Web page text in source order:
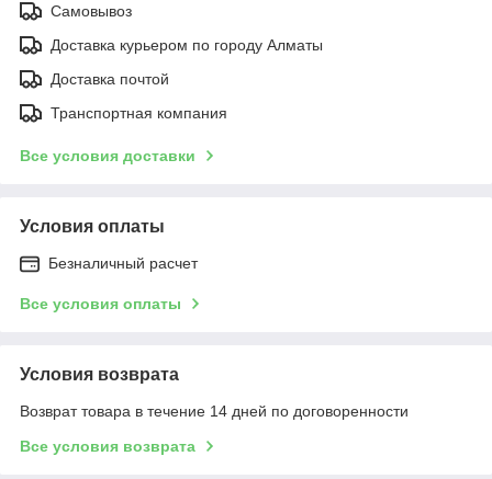
Самовывоз
Доставка курьером по городу Алматы
Доставка почтой
Транспортная компания
Все условия доставки
Условия оплаты
Безналичный расчет
Все условия оплаты
Условия возврата
Возврат товара в течение 14 дней по договоренности
Все условия возврата